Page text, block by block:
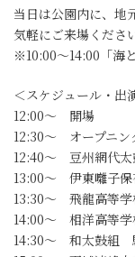
当日は公園内に、地
気軽にご来場くださ
※10:00～14:00「海
＜スケジュール・出
12:00～ 開場
12:30～ オープニン
12:40～ 豆州網代太
13:00～ 伊東囃子保
13:30～ 飛龍高等学
14:00～ 相洋高等学
14:30～ 和太鼓組